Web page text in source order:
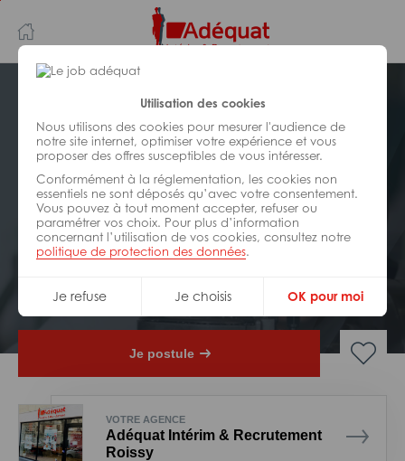
Utilisation des cookies
Nous utilisons des cookies pour mesurer l'audience de
notre site internet, optimiser votre expérience et vous
proposer des offres susceptibles de vous intéresser.
Conformément à la réglementation, les cookies non
essentiels ne sont déposés qu’avec votre consentement.
Vous pouvez à tout moment accepter, refuser ou
paramétrer vos choix. Pour plus d’information
concernant l’utilisation de vos cookies, consultez notre
politique de protection des données.
Je refuse Je choisis OK pour moi
au
contenu
principal
navigation
INDUSTRIE/FABRICATION/
TRANSFORMATION
Réf : 0CK-327986
Responsable développement &
intégration H/F
Je postule
VOTRE AGENCE
Adéquat Intérim & Recrutement
Roissy